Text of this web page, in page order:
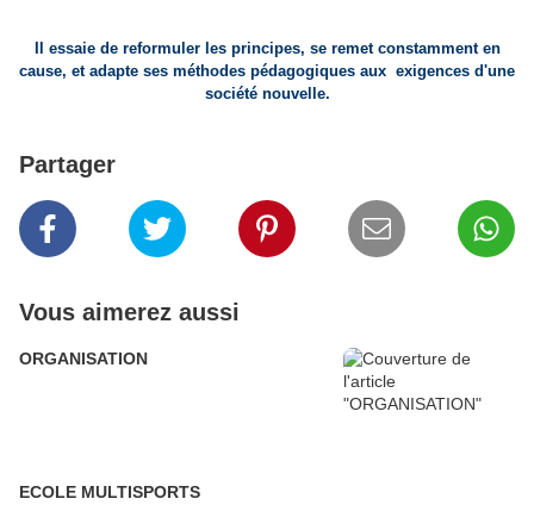
Il essaie de reformuler les principes, se remet constamment en
cause, et adapte ses méthodes pédagogiques aux exigences d'une
société nouvelle.
Partager
Vous aimerez aussi
ORGANISATION
ECOLE MULTISPORTS